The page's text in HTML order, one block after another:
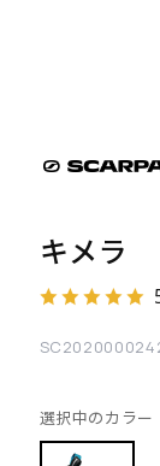
キメラ
選択中のカラー